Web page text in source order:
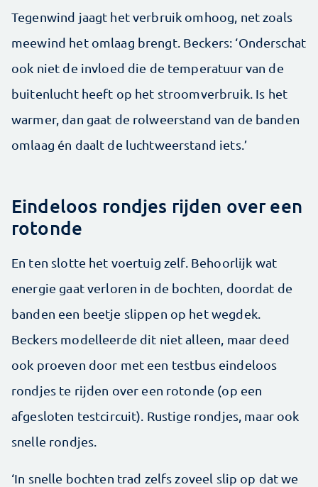
Tegenwind jaagt het verbruik omhoog, net zoals
meewind het omlaag brengt. Beckers: ‘Onderschat
ook niet de invloed die de temperatuur van de
buitenlucht heeft op het stroomverbruik. Is het
warmer, dan gaat de rolweerstand van de banden
omlaag én daalt de luchtweerstand iets.’
Eindeloos rondjes rijden over een
rotonde
En ten slotte het voertuig zelf. Behoorlijk wat
energie gaat verloren in de bochten, doordat de
banden een beetje slippen op het wegdek.
Beckers modelleerde dit niet alleen, maar deed
ook proeven door met een testbus eindeloos
rondjes te rijden over een rotonde (op een
afgesloten testcircuit). Rustige rondjes, maar ook
snelle rondjes.
‘In snelle bochten trad zelfs zoveel slip op dat we